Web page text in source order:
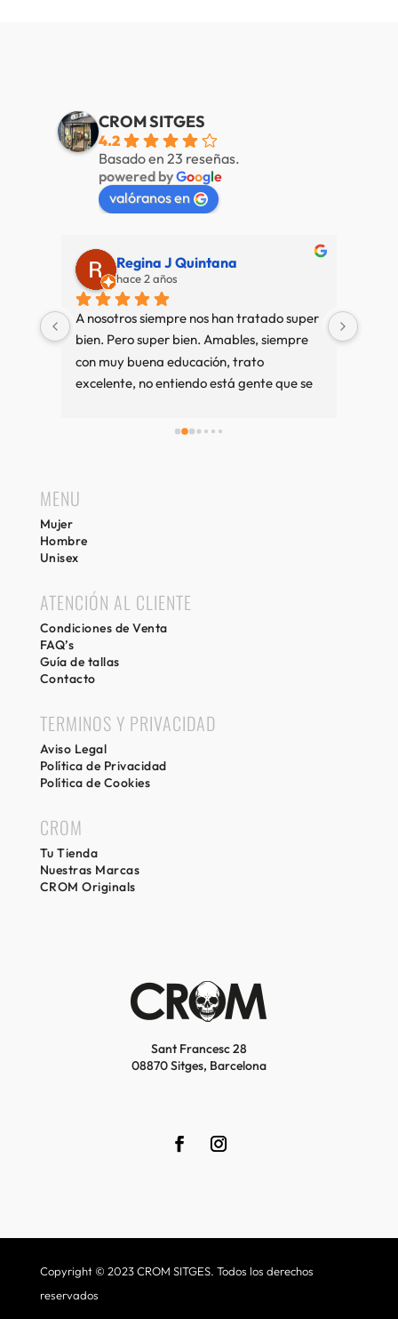
CROM SITGES
4.2
Basado en 23 reseñas.
powered byGoogle
valóranos en
han tratado super
Amables, siempre
está gente que se
Alberto de Fábregas Tapias
Muy bien mucha variedad personal
amable
MENU
Mujer
Hombre
Unisex
ATENCIÓN AL CLIENTE
Condiciones de Venta
FAQ’s
Guía de tallas
Contacto
TERMINOS Y PRIVACIDAD
Aviso Legal
Política de Privacidad
Política de Cookies
CROM
Tu Tienda
Nuestras Marcas
CROM Originals
Sant Francesc 28
08870 Sitges, Barcelona
Copyright © 2023 CROM SITGES. Todos los derechos
reservados